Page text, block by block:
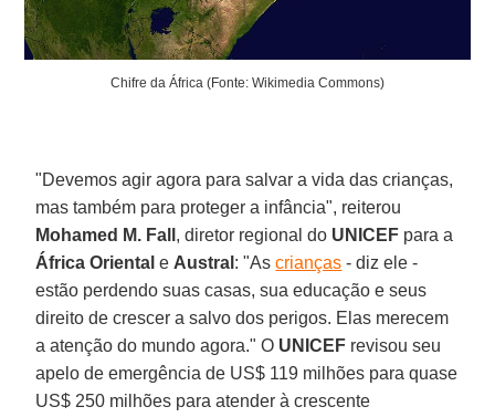
Chifre da África (Fonte: Wikimedia Commons)
"Devemos agir agora para salvar a vida das crianças,
mas também para proteger a infância", reiterou
Mohamed M. Fall , diretor regional do UNICEF para a
África Oriental e Austral : "Ascrianças - diz ele -
estão perdendo suas casas, sua educação e seus
direito de crescer a salvo dos perigos. Elas merecem
a atenção do mundo agora." O UNICEF revisou seu
apelo de emergência de US$ 119 milhões para quase
US$ 250 milhões para atender à crescente